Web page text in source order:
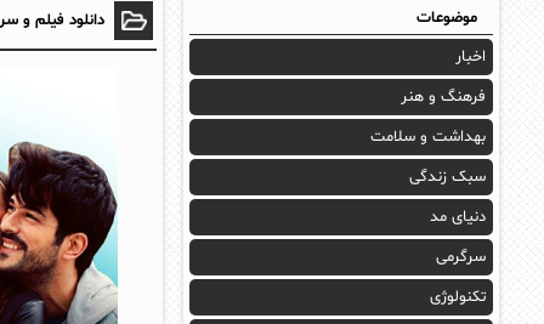
دانلود فیلم و
موضوعات
اخبار
فرهنگ و هنر
بهداشت و سلامت
سبک زندگی
دنیای مد
سرگرمی
تکنولوژی